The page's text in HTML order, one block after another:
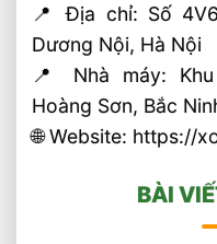
📍 Địa chỉ: Số
Dương Nội, Hà Nội
📍 Nhà máy:
Hoàng Sơn, Bắc
🌐 Website: https://
BÀI